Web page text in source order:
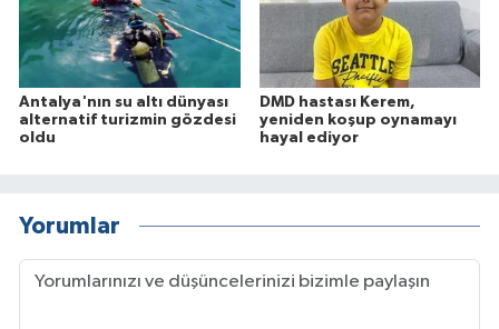
Antalya'nın su altı dünyası
alternatif turizmin gözdesi
oldu
DMD hastası Kerem,
yeniden koşup oynamayı
hayal ediyor
Yorumlar